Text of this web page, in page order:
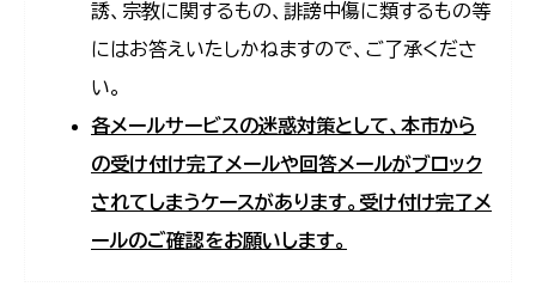
誘、宗教に関するもの、誹謗中傷に類するもの等
にはお答えいたしかねますので、ご了承くださ
い。
各メールサービスの迷惑対策として、本市から
の受け付け完了メールや回答メールがブロック
されてしまうケースがあります。受け付け完了メ
ールのご確認をお願いします。